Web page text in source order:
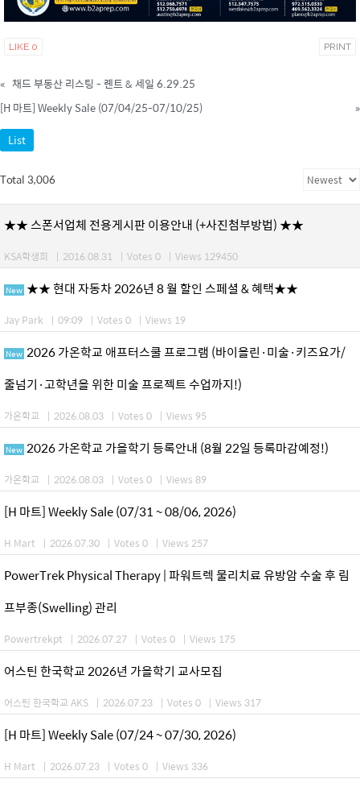
LIKE 0 PRINT
« 채드 부동산 리스팅 - 롄트 & 세일 6.29.25
[H 마트] Weekly Sale (07/04/25-07/10/25)
»
List
Total 3,006
★★ 스폰서업체 전용게시판 이용안내 (+사진첨부방법) ★★
KSA학생회 | 2016.08.31 | Votes 0 | Views 129450
New ★★ 현대 자동차 2026년 8 월 할인 스페셜 & 혜택★★
Jay Park | 09:09 | Votes 0 | Views 19
New 2026 가온학교 애프터스쿨 프로그램 (바이올린·미술·키즈요가/
줄넘기·고학년을 위한 미술 프로젝트 수업까지!)
가온학교 | 2026.08.03 | Votes 0 | Views 95
New 2026 가온학교 가을학기 등록안내 (8월 22일 등록마감예정!)
가온학교 | 2026.08.03 | Votes 0 | Views 89
[H 마트] Weekly Sale (07/31 ~ 08/06, 2026)
H Mart | 2026.07.30 | Votes 0 | Views 257
PowerTrek Physical Therapy | 파워트렉 물리치료 유방암 수술 후 림
프부종(Swelling) 관리
Powertrekpt | 2026.07.27 | Votes 0 | Views 175
어스틴 한국학교 2026년 가을학기 교사모집
어스틴 한국학교 AKS | 2026.07.23 | Votes 0 | Views 317
[H 마트] Weekly Sale (07/24 ~ 07/30, 2026)
H Mart | 2026.07.23 | Votes 0 | Views 336